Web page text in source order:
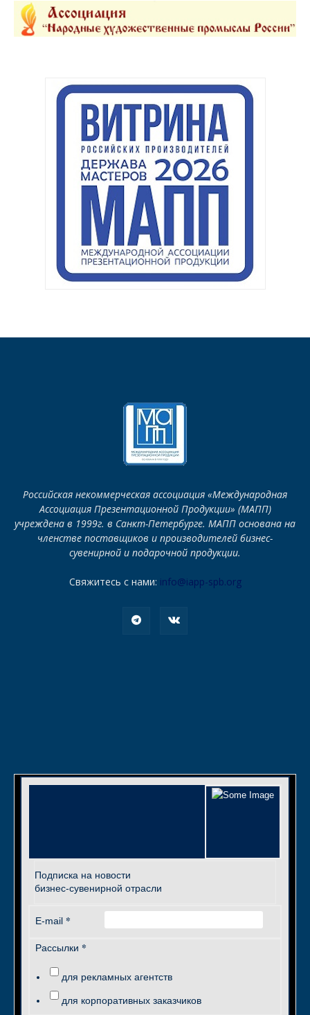
Российская некоммерческая ассоциация «Международная
Ассоциация Презентационной Продукции» (МАПП)
учреждена в 1999г. в Санкт-Петербурге. МАПП основана на
членстве поставщиков и производителей бизнес-
сувенирной и подарочной продукции.
Свяжитесь с нами: info@iapp-spb.org
Подписка на новости
бизнес-сувенирной отрасли
E-mail *
Рассылки *
для рекламных агентств
для корпоративных заказчиков